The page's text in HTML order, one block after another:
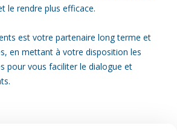
le rendre plus efficace.
est votre partenaire long terme et
en mettant à votre disposition les
pour vous faciliter le dialogue et